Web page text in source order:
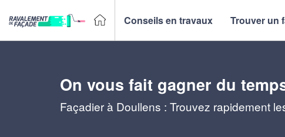
Conseils en travaux Trouver un
On vous fait gagner du
Façadier à Doullens : Trouvez rapidement